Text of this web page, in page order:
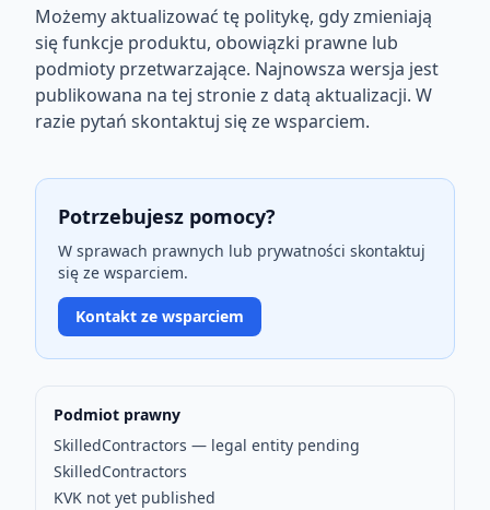
Możemy aktualizować tę politykę, gdy zmieniają
się funkcje produktu, obowiązki prawne lub
podmioty przetwarzające. Najnowsza wersja jest
publikowana na tej stronie z datą aktualizacji. W
razie pytań skontaktuj się ze wsparciem.
Potrzebujesz pomocy?
W sprawach prawnych lub prywatności skontaktuj
się ze wsparciem.
Kontakt ze wsparciem
Podmiot prawny
SkilledContractors — legal entity pending
SkilledContractors
KVK not yet published